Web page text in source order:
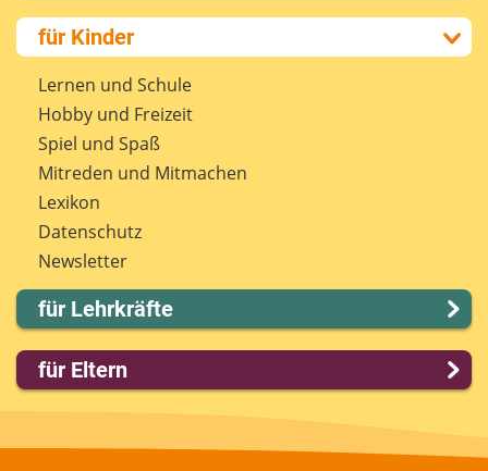
Über uns
Presse
Kontakt
Impressum
Internet-ABC Sitemap
Barrierefreiheit
Länderprojekte
für Kinder
Lernen und Schule
Hobby und Freizeit
Spiel und Spaß
Mitreden und Mitmachen
Lexikon
Datenschutz
Newsletter
für Lehrkräfte
Lernmodule
Unterrichts­materialien
Praxishilfen
für Eltern
Spieletipps & Lernsoftware